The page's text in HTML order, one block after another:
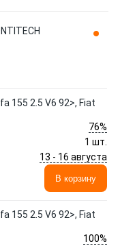
155 2.5 V6 92>, Fiat
76%
1 шт.
13 - 16 августа
В корзину
155 2.5 V6 92>, Fiat
100%